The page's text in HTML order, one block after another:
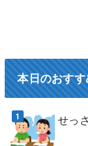
本日のおす
せっ